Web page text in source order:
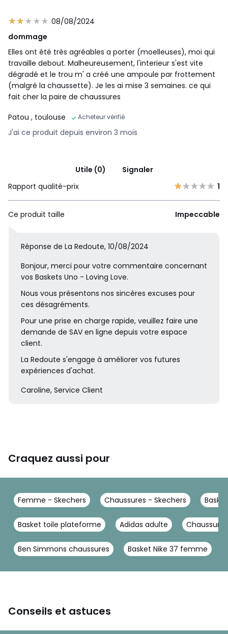
08/08/2024
dommage
Elles ont été très agréables a porter (moelleuses), moi qui
travaille debout. Malheureusement, l'interieur s'est vite
dégradé et le trou m' a créé une ampoule par frottement
(malgré la chaussette). Je les ai mise 3 semaines. ce qui
fait cher la paire de chaussures
Patou , toulouse Acheteur vérifié
J'ai ce produit depuis environ 3 mois
Utile (0)
Signaler
Rapport qualité-prix
1
Ce produit taille Impeccable
Réponse de La Redoute, 10/08/2024
Bonjour, merci pour votre commentaire concernant
vos Baskets Uno - Loving Love.
Nous vous présentons nos sincères excuses pour
ces désagréments.
Pour une prise en charge rapide, veuillez faire une
demande de SAV en ligne depuis votre espace
client.
La Redoute s'engage à améliorer vos futures
expériences d'achat.
Caroline, Service Client
Craquez aussi pour
Femme - Skechers Chaussures - Skechers
Basket toile plateforme Adidas adulte
Ben Simmons chaussures Basket Nike 37 femme
Conseils et astuces